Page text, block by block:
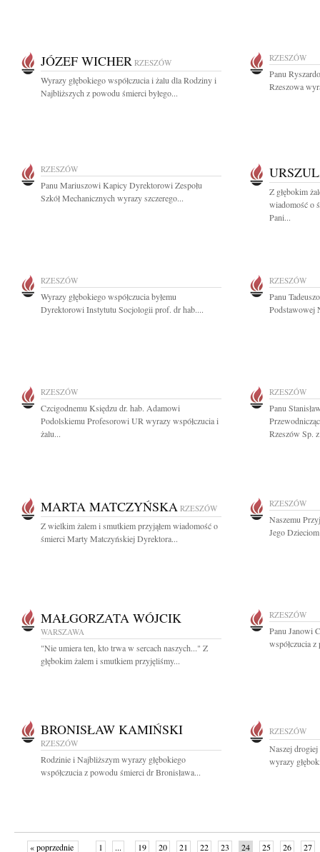
JÓZEF WICHER RZESZÓW
Wyrazy głębokiego współczucia i żalu dla Rodziny i
Najbliższych z powodu śmierci byłego...
RZESZÓW
Panu
Rzeszowa
RZESZÓW
Panu Mariuszowi Kapicy Dyrektorowi Zespołu
Szkół Mechanicznych wyrazy szczerego...
Z głębokim
wiadomość o
Pani...
RZESZÓW
Wyrazy głębokiego współczucia byłemu
Dyrektorowi Instytutu Socjologii prof. dr hab....
RZESZÓW
Panu
Podstawowej
RZESZÓW
Czcigodnemu Księdzu dr. hab. Adamowi
Podolskiemu Profesorowi UR wyrazy współczucia i
żalu...
RZESZÓW
Panu
Rzeszów Sp.
MARTA MATCZYŃSKA RZESZÓW
Z wielkim żalem i smutkiem przyjąłem wiadomość o
śmierci Marty Matczyńskiej Dyrektora...
RZESZÓW
Naszemu
Jego
MAŁGORZATA WÓJCIK
WARSZAWA
"Nie umiera ten, kto trwa w sercach naszych..." Z
głębokim żalem i smutkiem przyjęliśmy...
RZESZÓW
Panu Janowi
współczucia
BRONISŁAW KAMIŃSKI
RZESZÓW
Rodzinie i Najbliższym wyrazy głębokiego
współczucia z powodu śmierci dr Bronisława...
RZESZÓW
Naszej
wyrazy
« poprzednie 1 ... 19 20 21 22 23 24 25 26 27